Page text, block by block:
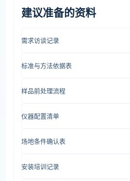
建议准备的资料
需求访谈记录
标准与方法依据表
样品前处理流程
仪器配置清单
场地条件确认表
安装培训记录